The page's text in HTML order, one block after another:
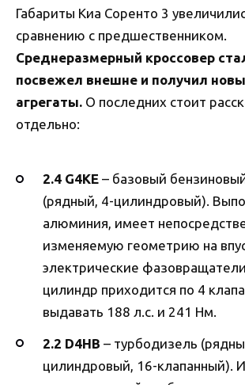
Габариты Киа Соренто 3
сравнению с предшественником.
Среднеразмерный кроссовер
посвежел внешне и получил
агрегаты. О последних стоит
отдельно:
2.4 G4KE – базовый
(рядный, 4-цилиндровый).
алюминия, имеет
изменяемую геометрию на
электрические
цилиндр приходится по 4
выдавать 188 л.с. и 241 Нм.
2.2 D4HB – турбодизель
цилиндровый, 16-клапанный).